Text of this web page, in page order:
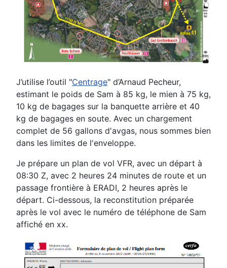
J’utilise l’outil "Centrage" d’Arnaud Pecheur,
estimant le poids de Sam à 85 kg, le mien à 75 kg,
10 kg de bagages sur la banquette arrière et 40
kg de bagages en soute. Avec un chargement
complet de 56 gallons d'avgas, nous sommes bien
dans les limites de l'enveloppe.
Je prépare un plan de vol VFR, avec un départ à
08:30 Z, avec 2 heures 24 minutes de route et un
passage frontière à ERADI, 2 heures après le
départ. Ci-dessous, la reconstitution préparée
après le vol avec le numéro de téléphone de Sam
affiché en xx.